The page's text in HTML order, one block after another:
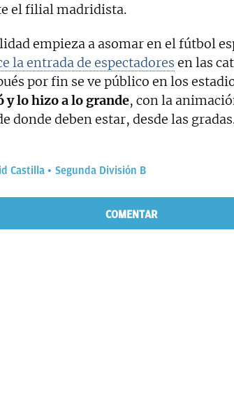
el filial madridista.
empieza a asomar en el fútbol
la entrada de espectadores en las
por fin se ve público en los
y lo hizo a lo grande, con la
donde deben estar, desde las
Castilla Segunda División B
COMENTAR